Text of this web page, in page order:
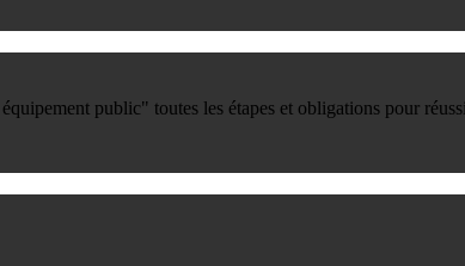
public" toutes les étapes et obligations pour